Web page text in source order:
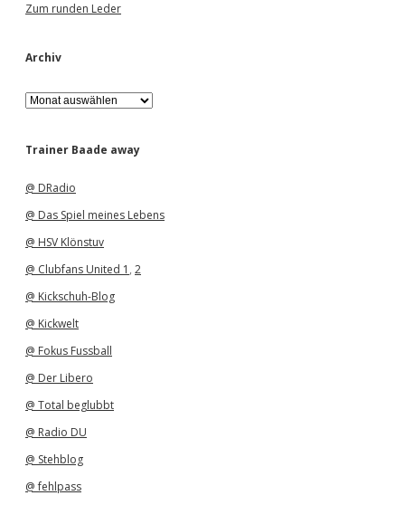
Zum runden Leder
Archiv
A
r
h
Trainer Baade away
@ DRadio
@ Das Spiel meines Lebens
@ HSV Klönstuv
@ Clubfans United 1 , 2
@ Kickschuh-Blog
@ Kickwelt
@ Fokus Fussball
@ Der Libero
@ Total beglubbt
@ Radio DU
@ Stehblog
@ fehlpass